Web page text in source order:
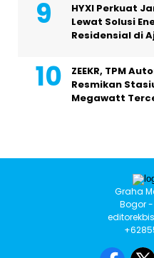
HYXI Perkuat
Lewat Solusi
Residensial di
ZEEKR, TPM
Resmikan
Megawatt
Graha
Bogor